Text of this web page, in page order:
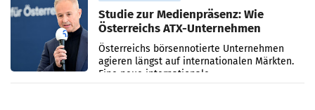
Studie zur Medienpräsenz: Wie
Österreichs ATX-Unternehmen
international wahrgenommen
werden
Österreichs börsennotierte Unternehmen
agieren längst auf internationalen Märkten.
Eine neue internationale
Medienresonanzanalyse untersucht die